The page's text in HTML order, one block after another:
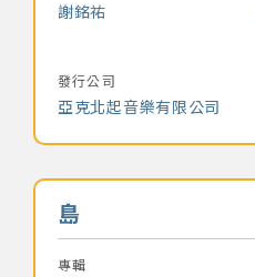
謝銘祐
發行公司
亞克北起音樂有限公司
音樂名稱
島
專輯